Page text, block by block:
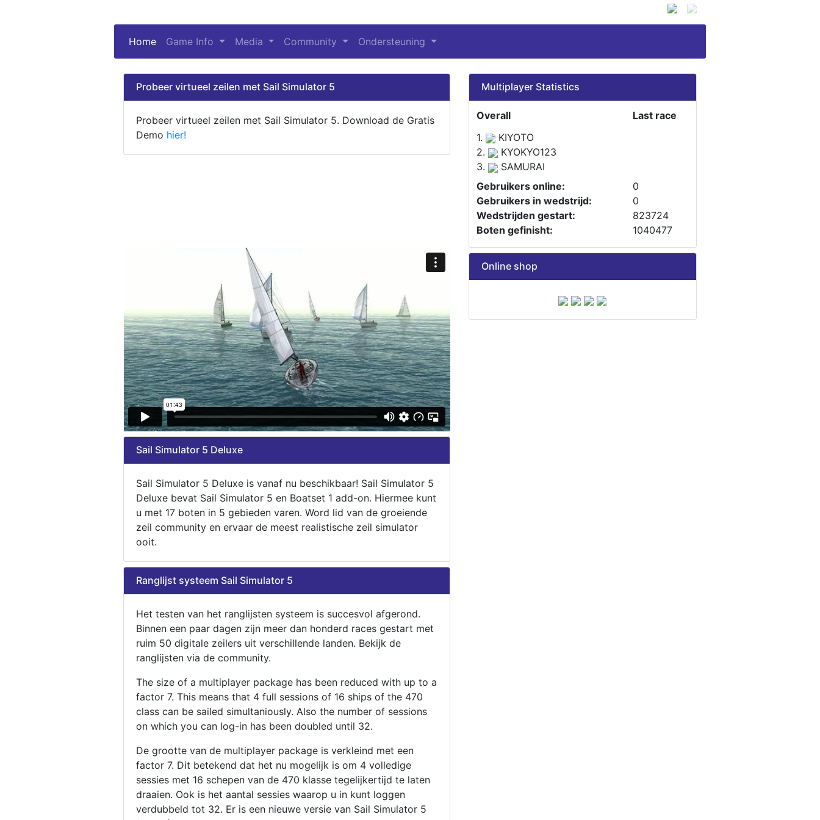
Home (current)
Game Info Media Community Ondersteuning
Probeer virtueel zeilen met Sail Simulator 5
Probeer virtueel zeilen met Sail Simulator 5. Download de Gratis
Demo hier!
Multiplayer Statistics
Overall
Last race
1.
KIYOTO
2.
KYOKYO123
3.
SAMURAI
Gebruikers online:
0
Gebruikers in wedstrijd:
0
Wedstrijden gestart:
823724
Boten gefinisht:
1040477
Sail Simulator 5 Deluxe
Sail Simulator 5 Deluxe is vanaf nu beschikbaar! Sail Simulator 5
Deluxe bevat Sail Simulator 5 en Boatset 1 add-on. Hiermee kunt
u met 17 boten in 5 gebieden varen. Word lid van de groeiende
zeil community en ervaar de meest realistische zeil simulator
ooit.
Ranglijst systeem Sail Simulator 5
Het testen van het ranglijsten systeem is succesvol afgerond.
Binnen een paar dagen zijn meer dan honderd races gestart met
ruim 50 digitale zeilers uit verschillende landen. Bekijk de
ranglijsten via de community.
The size of a multiplayer package has been reduced with up to a
factor 7. This means that 4 full sessions of 16 ships of the 470
class can be sailed simultaniously. Also the number of sessions
on which you can log-in has been doubled until 32.
De grootte van de multiplayer package is verkleind met een
factor 7. Dit betekend dat het nu mogelijk is om 4 volledige
sessies met 16 schepen van de 470 klasse tegelijkertijd te laten
draaien. Ook is het aantal sessies waarop u in kunt loggen
verdubbeld tot 32. Er is een nieuwe versie van Sail Simulator 5
Online shop